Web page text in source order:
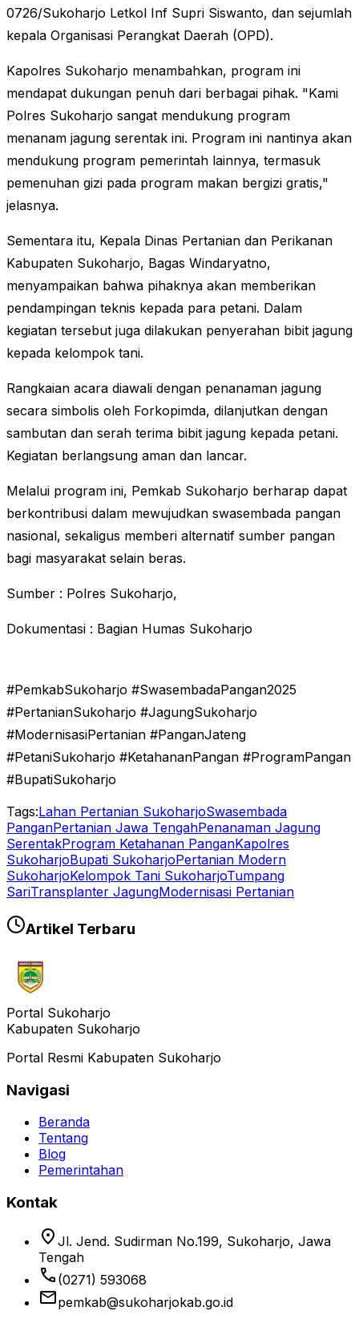
0726/Sukoharjo Letkol Inf Supri Siswanto, dan sejumlah
kepala Organisasi Perangkat Daerah (OPD).
Kapolres Sukoharjo menambahkan, program ini
mendapat dukungan penuh dari berbagai pihak. "Kami
Polres Sukoharjo sangat mendukung program
menanam jagung serentak ini. Program ini nantinya akan
mendukung program pemerintah lainnya, termasuk
pemenuhan gizi pada program makan bergizi gratis,"
jelasnya.
Sementara itu, Kepala Dinas Pertanian dan Perikanan
Kabupaten Sukoharjo, Bagas Windaryatno,
menyampaikan bahwa pihaknya akan memberikan
pendampingan teknis kepada para petani. Dalam
kegiatan tersebut juga dilakukan penyerahan bibit jagung
kepada kelompok tani.
Rangkaian acara diawali dengan penanaman jagung
secara simbolis oleh Forkopimda, dilanjutkan dengan
sambutan dan serah terima bibit jagung kepada petani.
Kegiatan berlangsung aman dan lancar.
Melalui program ini, Pemkab Sukoharjo berharap dapat
berkontribusi dalam mewujudkan swasembada pangan
nasional, sekaligus memberi alternatif sumber pangan
bagi masyarakat selain beras.
Sumber : Polres Sukoharjo,
Dokumentasi : Bagian Humas Sukoharjo
#PemkabSukoharjo #SwasembadaPangan2025
#PertanianSukoharjo #JagungSukoharjo
#ModernisasiPertanian #PanganJateng
#PetaniSukoharjo #KetahananPangan #ProgramPangan
#BupatiSukoharjo
Tags:Lahan Pertanian SukoharjoSwasembada
PanganPertanian Jawa TengahPenanaman Jagung
SerentakProgram Ketahanan PanganKapolres
SukoharjoBupati SukoharjoPertanian Modern
SukoharjoKelompok Tani SukoharjoTumpang
SariTransplanter JagungModernisasi Pertanian
Artikel Terbaru
Portal Sukoharjo
Kabupaten Sukoharjo
Portal Resmi Kabupaten Sukoharjo
Navigasi
Beranda
Tentang
Blog
Pemerintahan
Kontak
location_on Jl. Jend. Sudirman No.199, Sukoharjo, Jawa
Tengah
phone (0271) 593068
emailpemkab@sukoharjokab.go.id